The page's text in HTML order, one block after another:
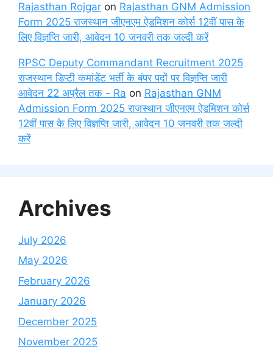
Rajasthan Rojgar on Rajasthan GNM Admission
Form 2025 राजस्थान जीएनएम ऐडमिशन कोर्स 12वीं पास के
लिए विज्ञप्ति जारी, आवेदन 10 जनवरी तक जल्दी करें
RPSC Deputy Commandant Recruitment 2025
राजस्थान डिप्टी कमांडेंट भर्ती के बंपर पदों पर विज्ञप्ति जारी
आवेदन 22 अप्रैल तक - Ra on Rajasthan GNM
Admission Form 2025 राजस्थान जीएनएम ऐडमिशन कोर्स
12वीं पास के लिए विज्ञप्ति जारी, आवेदन 10 जनवरी तक जल्दी
करें
Archives
July 2026
May 2026
February 2026
January 2026
December 2025
November 2025